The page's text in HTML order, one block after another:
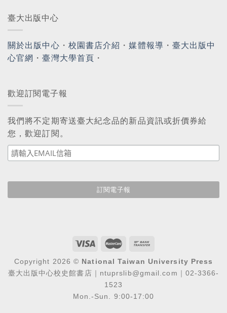
臺大出版中心
關於出版中心 ・ 校園書店介紹 ・媒體報導 ・ 臺大出版中
心官網 ・臺灣大學首頁 ・
歡迎訂閱電子報
我們將不定期寄送臺大紀念品的新品資訊或折價券給
您，歡迎訂閱。
Copyright 2026 © National Taiwan University Press
臺大出版中心校史館書店｜ntuprslib@gmail.com｜02-3366-
1523
Mon.-Sun. 9:00-17:00